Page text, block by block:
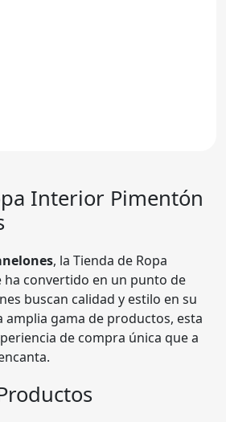
Interior Pimentón
, la Tienda de Ropa
convertido en un punto de
buscan calidad y estilo en su
amplia gama de productos, esta
de compra única que a